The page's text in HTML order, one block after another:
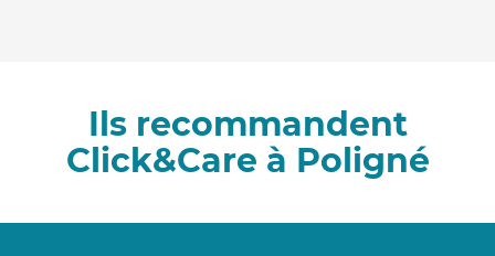
Ils recommandent
Click&Care à Poligné